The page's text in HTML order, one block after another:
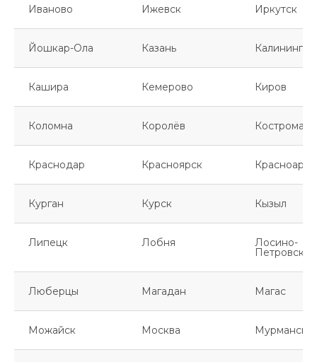
Иваново Ижевск Иркутск
Йошкар-Ола Казань
Кашира Кемерово Киров
Коломна Королёв Кострома
Краснодар Красноярск
Курган Курск Кызыл
Липецк Лобня Лосино-
Петровский
Люберцы Магадан Магас
Можайск Москва Мурманск